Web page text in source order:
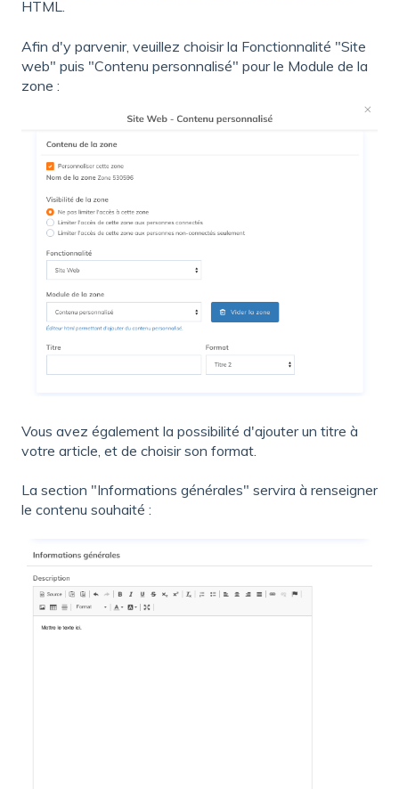
HTML.
Afin d'y parvenir, veuillez choisir la Fonctionnalité "Site
web" puis "Contenu personnalisé" pour le Module de la
zone :
Vous avez également la possibilité d'ajouter un titre à
votre article, et de choisir son format.
La section "Informations générales" servira à renseigner
le contenu souhaité :